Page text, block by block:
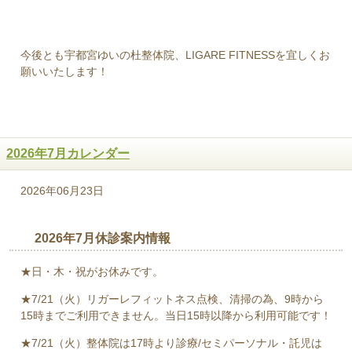
今後とも宇都宮ゆいの杜整体院、LIGARE FITNESSを宜しくお
願いいたします！
2026年7月カレンダー
2026年06月23日
2026年7月休診案内情報
★日・木・祝がお休みです。
★7/21（火）リガーレフィットネス点検、清掃の為、9時から
15時までご利用できません。当日15時以降から利用可能です！
★7/21（火）整体院は17時より診療/セミパーソナル・託児は